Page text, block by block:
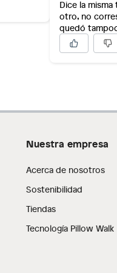
Dice la
otro, no corresponde a 37.5 EU
quedó
Nuestra empresa
Acerca de nosotros
Sostenibilidad
Tiendas
Tecnología Pillow Walk